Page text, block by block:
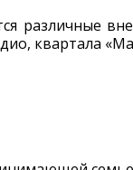
различные
квартала